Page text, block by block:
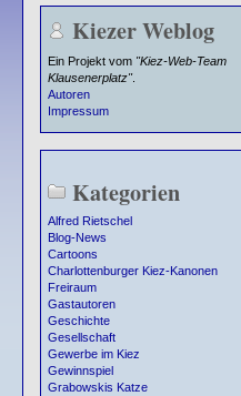
Kiezer Weblog
Ein Projekt vom "Kiez-Web-Team
Klausenerplatz".
Autoren
Impressum
Kategorien
Alfred Rietschel
Blog-News
Cartoons
Charlottenburger Kiez-Kanonen
Freiraum
Gastautoren
Geschichte
Gesellschaft
Gewerbe im Kiez
Gewinnspiel
Grabowskis Katze